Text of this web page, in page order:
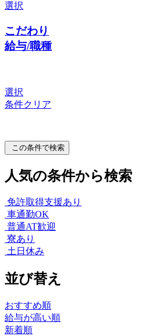
選択
こだわり
給与/職種
選択
条件クリア
この条件で検索
人気の条件から検索
免許取得支援あり
車通勤OK
普通AT歓迎
寮あり
土日休み
並び替え
おすすめ順
給与が高い順
新着順